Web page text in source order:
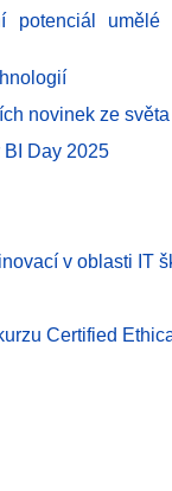
potenciál umělé
novinek ze
Day 2025
v oblasti IT
Certified